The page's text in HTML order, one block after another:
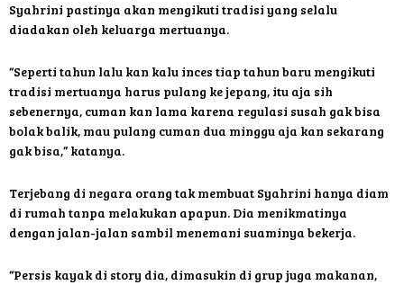
Syahrini pastinya akan mengikuti tradisi yang selalu
diadakan oleh keluarga mertuanya.
“Seperti tahun lalu kan kalu inces tiap tahun baru mengikuti
tradisi mertuanya harus pulang ke jepang, itu aja sih
sebenernya, cuman kan lama karena regulasi susah gak bisa
bolak balik, mau pulang cuman dua minggu aja kan sekarang
gak bisa,” katanya.
Terjebang di negara orang tak membuat Syahrini hanya diam
di rumah tanpa melakukan apapun. Dia menikmatinya
dengan jalan-jalan sambil menemani suaminya bekerja.
“Persis kayak di story dia, dimasukin di grup juga makanan,